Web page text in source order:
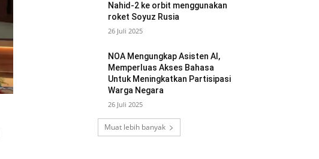
Nahid-2 ke orbit menggunakan
roket Soyuz Rusia
26 Juli 2025
NOA Mengungkap Asisten AI,
Memperluas Akses Bahasa
Untuk Meningkatkan Partisipasi
Warga Negara
26 Juli 2025
Muat lebih banyak